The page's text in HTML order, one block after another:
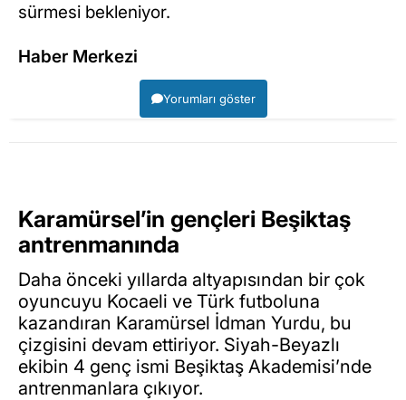
sürmesi bekleniyor.
Haber Merkezi
Yorumları göster
Karamürsel’in gençleri Beşiktaş
antrenmanında
Daha önceki yıllarda altyapısından bir çok
oyuncuyu Kocaeli ve Türk futboluna
kazandıran Karamürsel İdman Yurdu, bu
çizgisini devam ettiriyor. Siyah-Beyazlı
ekibin 4 genç ismi Beşiktaş Akademisi’nde
antrenmanlara çıkıyor.